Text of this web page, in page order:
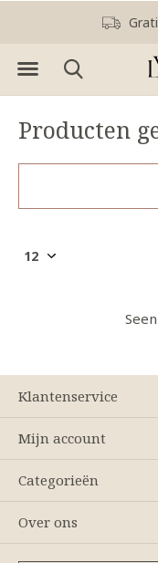
Producten
Klantenservice
Mijn account
Categorieën
Over ons